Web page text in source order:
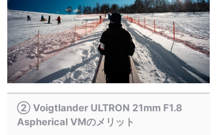
② Voigtlander ULTRON 21mm F1.8
Aspherical VMのメリット